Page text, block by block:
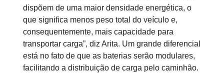
dispõem de uma maior densidade energética, o
que significa menos peso total do veículo e,
consequentemente, mais capacidade para
transportar carga”, diz Arita. Um grande diferencial
está no fato de que as baterias serão modulares,
facilitando a distribuição de carga pelo caminhão.